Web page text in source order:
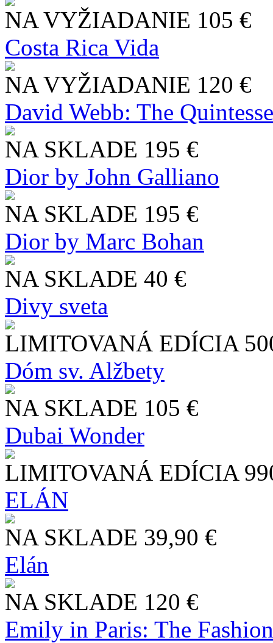
NA VYŽIADANIE 105 €
Costa Rica Vida
NA VYŽIADANIE 120 €
David Webb: The
NA SKLADE 195 €
Dior by John Galliano
NA SKLADE 195 €
Dior by Marc Bohan
NA SKLADE 40 €
Divy sveta
LIMITOVANÁ EDÍCIA
Dóm sv. Alžbety
NA SKLADE 105 €
Dubai Wonder
LIMITOVANÁ EDÍCIA
ELÁN
NA SKLADE 39,90 €
Elán
NA SKLADE 120 €
Emily in Paris: The